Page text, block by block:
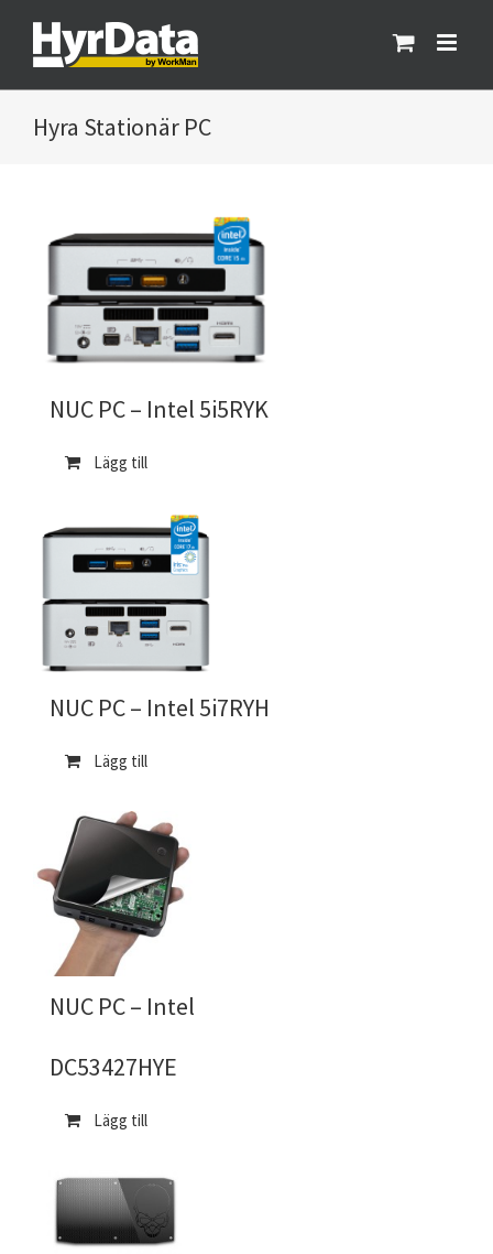
innehållet
Stationär PC
NUC PC – Intel 5i5RYK
Lägg till
NUC PC – Intel 5i7RYH
Lägg till
NUC PC – Intel
DC53427HYE
Lägg till